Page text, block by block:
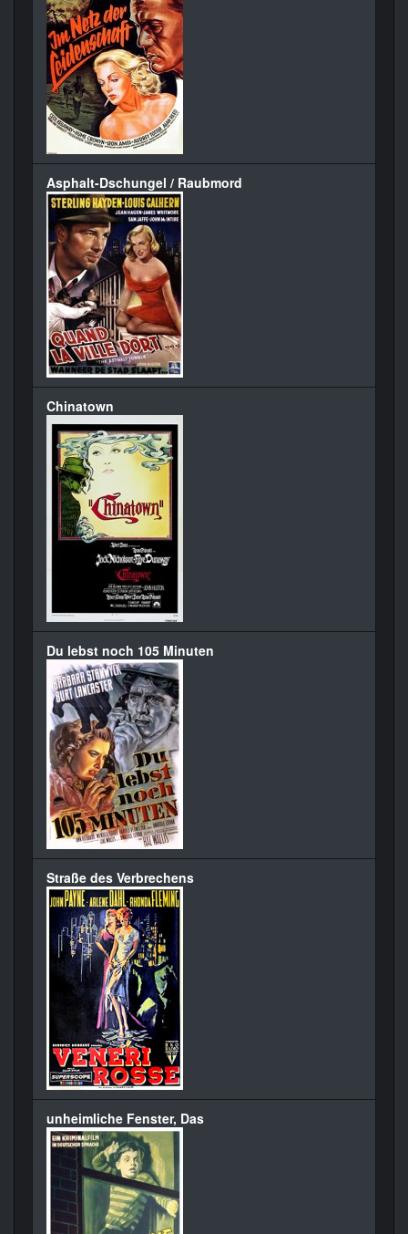
Asphalt-Dschungel / Raubmord
Chinatown
Du lebst noch 105 Minuten
Straße des Verbrechens
unheimliche Fenster, Das